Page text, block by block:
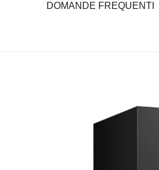
DOMANDE FREQUENTI